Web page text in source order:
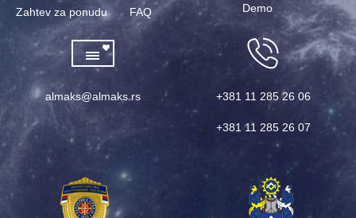
Zahtev za ponudu
FAQ
Demo
almaks@almaks.rs +381 11 285 26 06
+381 11 285 26 07